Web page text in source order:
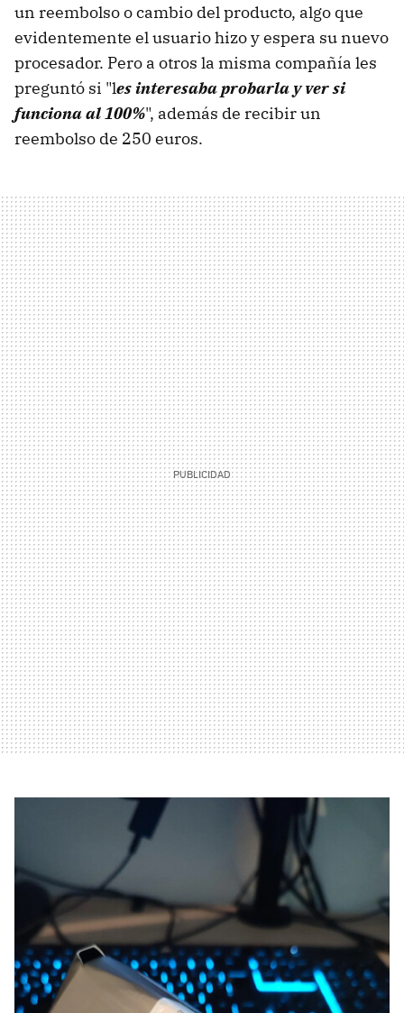
un reembolso o cambio del producto, algo que
evidentemente el usuario hizo y espera su nuevo
procesador. Pero a otros la misma compañía les
preguntó si "les interesaba probarla y ver si
funciona al 100%", además de recibir un
reembolso de 250 euros.